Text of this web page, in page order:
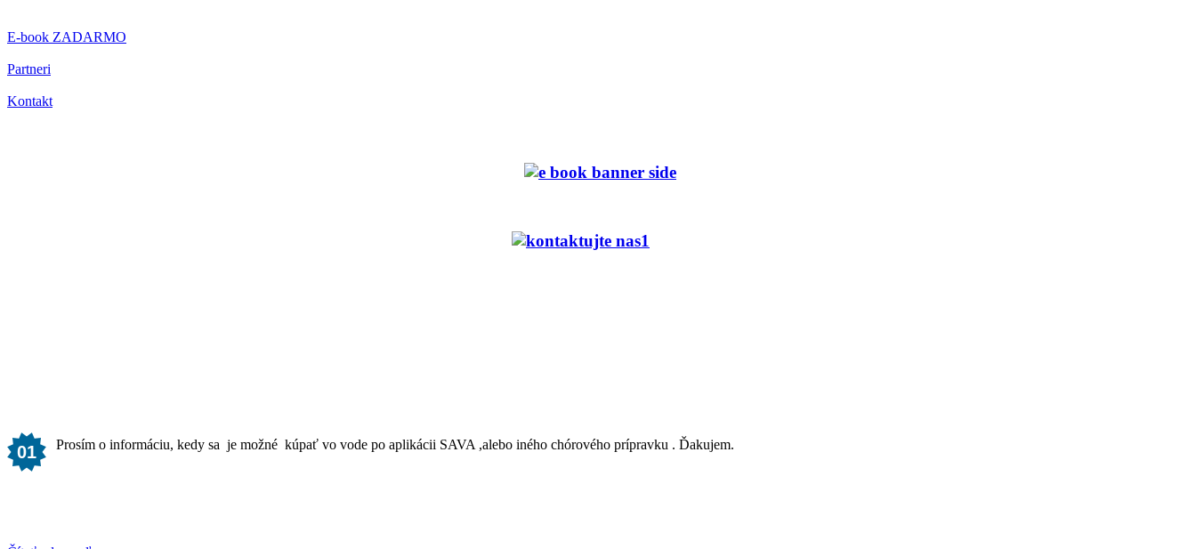
E-book ZADARMO
Partneri
Kontakt
01 Prosím o informáciu, kedy sa je možné kúpať vo vode po aplikácii SAVA ,alebo iného chórového prípravku . Ďakujem.